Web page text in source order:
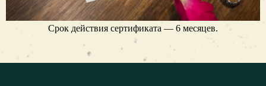
Срок действия сертификата — 6 месяцев.